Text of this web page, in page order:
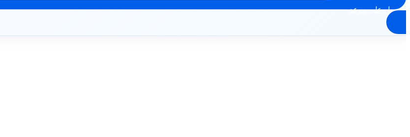
احصل على موعد